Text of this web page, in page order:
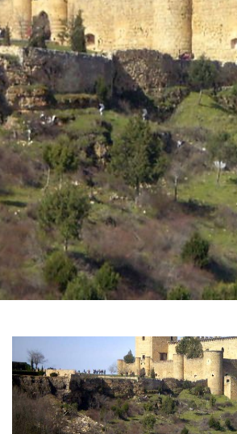
GALERÍA
DE
IMÁGENES